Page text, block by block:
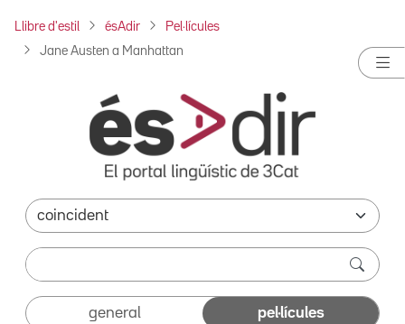
Llibre d'estil ésAdir Pel·lícules
Jane Austen a Manhattan
general pel·lícules